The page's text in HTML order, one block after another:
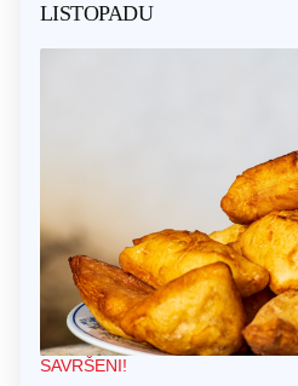
LISTOPADU
SAVRŠENI!